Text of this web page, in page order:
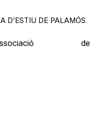
D’ESTIU DE PALAMÓS
de